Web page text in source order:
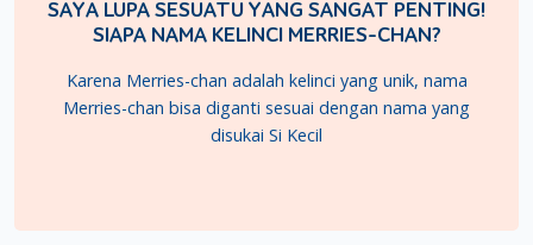
SAYA LUPA SESUATU YANG SANGAT PENTING!
SIAPA NAMA KELINCI MERRIES-CHAN?
Karena Merries-chan adalah kelinci yang unik, nama
Merries-chan bisa diganti sesuai dengan nama yang
disukai Si Kecil